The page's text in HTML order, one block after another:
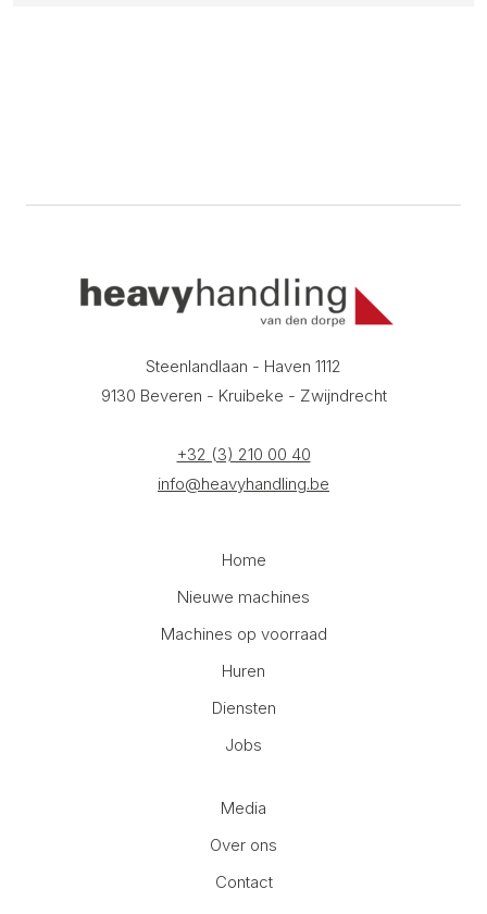
Steenlandlaan - Haven 1112
9130 Beveren - Kruibeke - Zwijndrecht
+32 (3) 210 00 40
info@heavyhandling.be
Home
Nieuwe machines
Machines op voorraad
Huren
Diensten
Jobs
Media
Over ons
Contact